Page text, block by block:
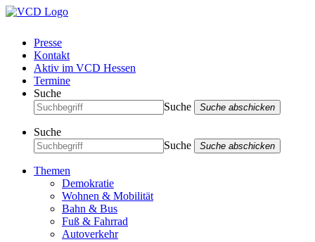
Presse
Kontakt
Aktiv im VCD Hessen
Termine
Suche
Suche
Suche abschicken
Suche
Suche
Suche abschicken
Themen
Demokratie
Wohnen & Mobilität
Bahn & Bus
Fuß & Fahrrad
Autoverkehr